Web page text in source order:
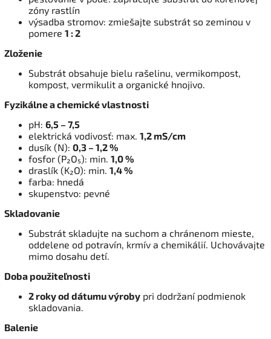
zóny rastlín
výsadba stromov: zmiešajte substrát so zeminou v
pomere 1 : 2
Zloženie
Substrát obsahuje bielu rašelinu, vermikompost,
kompost, vermikulit a organické hnojivo.
Fyzikálne a chemické vlastnosti
pH: 6,5 – 7,5
elektrická vodivosť: max. 1,2 mS/cm
dusík (N): 0,3 – 1,2 %
fosfor (P₂O₅): min. 1,0 %
draslík (K₂O): min. 1,4 %
farba: hnedá
skupenstvo: pevné
Skladovanie
Substrát skladujte na suchom a chránenom mieste,
oddelene od potravín, krmív a chemikálií. Uchovávajte
mimo dosahu detí.
Doba použiteľnosti
2 roky od dátumu výroby pri dodržaní podmienok
skladovania.
Balenie